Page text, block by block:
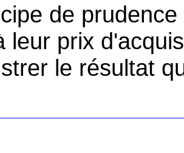
de
leur prix
le résultat